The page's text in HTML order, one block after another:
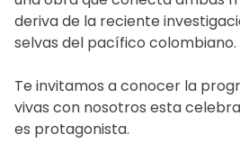
deriva de la reciente
selvas del pacífico colombiano.
Te invitamos a conocer la
vivas con nosotros esta
es protagonista.